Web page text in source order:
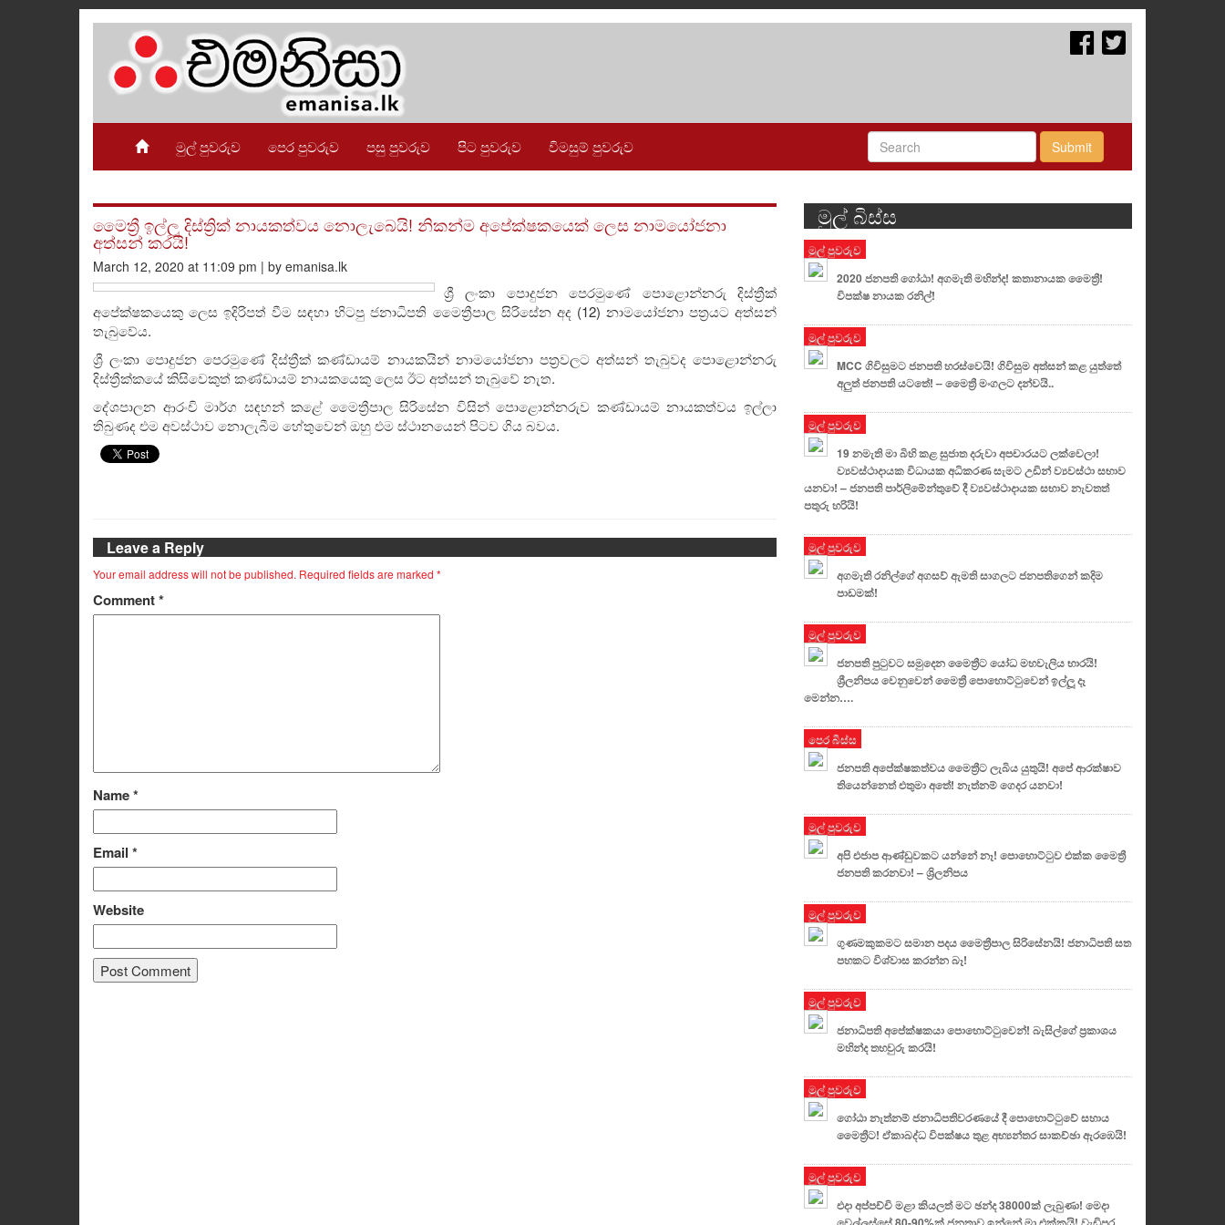
මුල් පුවරුව පෙර පුවරුව පසු පුවරුව පිට පුවරුව විමසුම් පුවරුව Submit
මෛත්‍රී ඉල්ලූ දිස්ත්‍රික් නායකත්වය නොලැබෙයි! නිකන්ම අපේක්ෂකයෙක් ලෙස නාමයෝජනා
අත්සන් කරයි!
March 12, 2020 at 11:09 pm | by emanisa.lk
ශ්‍රී ලංකා පොදුජන පෙරමුණේ පොළොන්නරු දිස්ත්‍රීක්
අපේක්ෂකයෙකු ලෙස ඉදිරිපත් වීම සඳහා හිටපු ජනාධිපති මෛත්‍රීපාල සිරිසේන අද (12) නාමයෝජනා පත්‍රයට අත්සන්
තැබුවේය.
ශ්‍රී ලංකා පොදුජන පෙරමුණේ දිස්ත්‍රීක් කණ්ඩායම් නායකයින් නාමයෝජනා පත්‍රවලට අත්සන් තැබුවද පොළොන්නරු
දිස්ත්‍රීක්කයේ කිසිවෙකුත් කණ්ඩායම් නායකයෙකු ලෙස ඊට අත්සන් තැබුවේ නැත.
දේශපාලන ආරංචි මාර්ග සඳහන් කළේ මෛත්‍රීපාල සිරිසේන විසින් පොළොන්නරුව කණ්ඩායම් නායකත්වය ඉල්ලා
තිබුණද එම අවස්ථාව නොලැබීම හේතුවෙන් ඔහු එම ස්ථානයෙන් පිටව ගිය බවය.
Leave a Reply
Your email address will not be published. Required fields are marked *
Comment*
Name*
Email *
Website
මුල් බිස්ස
මුල් පුවරුව
2020 ජනපති ගෝඨා! අගමැති මහින්ද! කතානායක මෛත්‍රී!
විපක්ෂ නායක රනිල්!
මුල් පුවරුව
MCC ගිවිසුමට ජනපති හරස්වෙයි! ගිවිසුම අත්සන් කළ යුත්තේ
අලුත් ජනපති යටතේ! – මෛත්‍රී මංගලට දන්වයි..
මුල් පුවරුව
19 නමැති මා බිහි කළ සුජාත දරුවා අපචාරයට ලක්වෙලා!
ව්‍යවස්ථාදායක විධායක අධිකරණ සැමට උඩින් ව්‍යවස්ථා සභාව
යනවා! – ජනපති පාර්ලිමේන්තුවේ දී ව්‍යවස්ථාදායක සභාව නැවතත්
පතුරු හරියි!
මුල් පුවරුව
අගමැති රනිල්ගේ අගසව් ඇමති සාගලට ජනපතිගෙන් කදිම
පාඩමක්!
මුල් පුවරුව
ජනපති පුටුවට සමුදෙන මෛත්‍රීට යෝධ මහවැලිය භාරයි!
ශ්‍රීලනිපය වෙනුවෙන් මෛත්‍රී පොහොට්ටුවෙන් ඉල්ලූ දෑ
මෙන්න….
පෙර බිස්ස
ජනපති අපේක්ෂකත්වය මෛත්‍රීට ලැබිය යුතුයි! අපේ ආරක්ෂාව
තියෙන්නෙත් එතුමා අතේ! නැත්නම් ගෙදර යනවා!
මුල් පුවරුව
අපි එජාප ආණ්ඩුවකට යන්නේ නෑ! පොහොට්ටුව එක්ක මෛත්‍රී
ජනපති කරනවා! – ශ්‍රිලනිපය
මුල් පුවරුව
ගුණමකුකමට සමාන පදය මෛත්‍රීපාල සිරිසේනයි! ජනාධිපති සත
පහකට විශ්වාස කරන්න බෑ!
මුල් පුවරුව
ජනාධිපති අපේක්ෂකයා පොහොට්ටුවෙන්! බැසිල්ගේ ප්‍රකාශය
මහින්ද තහවුරු කරයි!
මුල් පුවරුව
ගෝඨා නැත්නම් ජනාධිපතිවරණයේ දී පොහොට්ටුවේ සහාය
මෛත්‍රීට! ඒකාබද්ධ විපක්ෂය තුළ අභ්‍යන්තර සාකච්ඡා ඇරඹෙයි!
මුල් පුවරුව
එදා අප්පච්චි මළා කියලත් මට ඡන්ද 38000ක් ලැබුණා! මෙදා